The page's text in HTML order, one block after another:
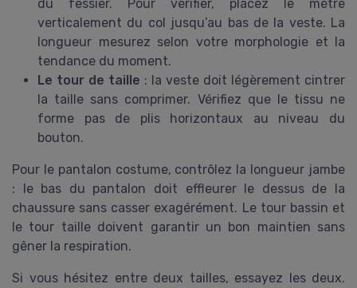
du fessier. Pour vérifier, placez le mètre
verticalement du col jusqu’au bas de la veste. La
longueur mesurez selon votre morphologie et la
tendance du moment.
Le tour de taille : la veste doit légèrement cintrer
la taille sans comprimer. Vérifiez que le tissu ne
forme pas de plis horizontaux au niveau du
bouton.
Pour le pantalon costume, contrôlez la longueur jambe
: le bas du pantalon doit effleurer le dessus de la
chaussure sans casser exagérément. Le tour bassin et
le tour taille doivent garantir un bon maintien sans
gêner la respiration.
Si vous hésitez entre deux tailles, essayez les deux.